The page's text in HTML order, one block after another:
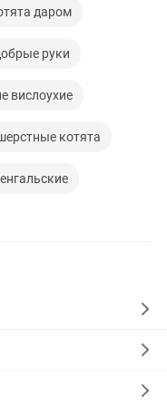
даром
руки
вислоухие
котята